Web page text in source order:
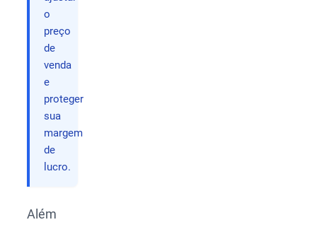
o
preço
de
venda
e
proteger
sua
margem
de
lucro.
Além